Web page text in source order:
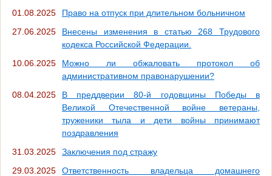
01.08.2025
Право на отпуск при длительном больничном
27.06.2025
Внесены изменения в статью 268 Трудового
кодекса Российской Федерации.
10.06.2025
Можно ли обжаловать протокол об
административном правонарушении?
08.04.2025
В преддверии 80-й годовщины Победы в
Великой Отечественной войне ветераны,
труженики тыла и дети войны принимают
поздравления
31.03.2025
Заключения под стражу
29.03.2025
Ответственность владельца домашнего